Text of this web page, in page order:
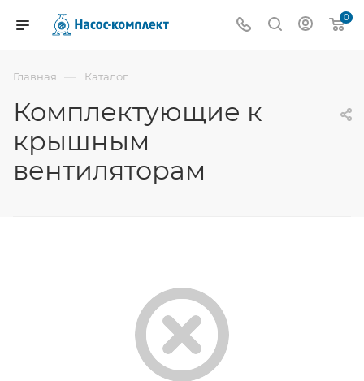
0
Главная — Каталог
Комплектующие к
крышным
вентиляторам